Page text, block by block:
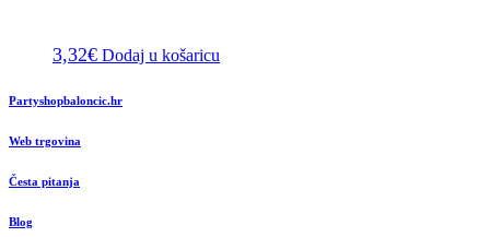
3,32€ Dodaj u košaricu
Partyshopbaloncic.hr
Web trgovina
Česta pitanja
Blog